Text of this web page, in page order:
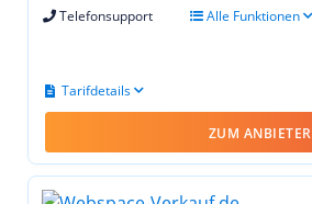
Telefonsupport Alle Funktionen
Tarifdetails
ZUM ANBIETER